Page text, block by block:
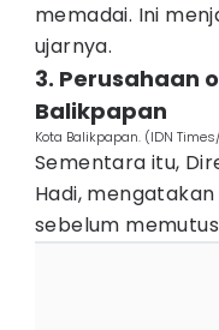
memadai. Ini
ujarnya.
3. Perusahaan
Balikpapan
Kota Balikpapan. (IDN
Sementara itu,
Hadi,
sebelum